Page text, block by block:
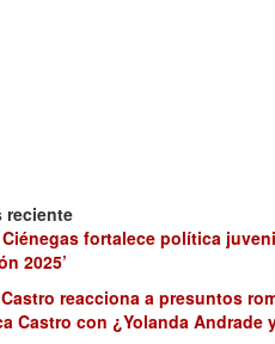
reciente
fortalece política
2025’
reacciona a presuntos
Castro con ¿Yolanda Andrade